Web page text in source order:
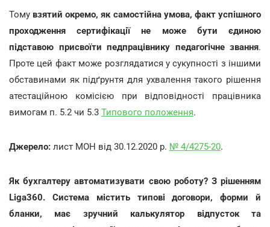
Тому взятий окремо, як самостійна умова, факт успішного
проходження сертифікації не може бути єдиною
підставою присвоїти педпрацівнику педагогічне звання.
Проте цей факт може розглядатися у сукупності з іншими
обставинами як підґрунтя для ухвалення такого рішення
атестаційною комісією при відповідності працівника
вимогам п. 5.2 чи 5.3 Типового положення.
Джерело: лист МОН від 30.12.2020 р. № 4/4275-20.
Як бухгалтеру автоматизувати свою роботу? З рішенням
Liga360. Система містить типові договори, форми й
бланки, має зручний калькулятор відпусток та